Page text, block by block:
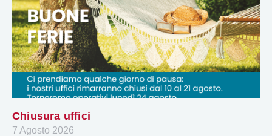
Chiusura uffici
7 Agosto 2026